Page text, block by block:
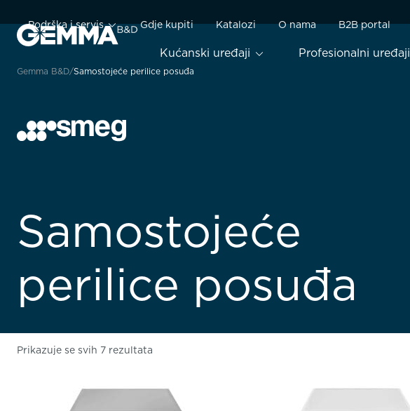
Kućanski uređaji Profesionalni uređaji
Podrška i servis Gdje kupiti Katalozi O nama B2B portal
Gemma B&D Samostojeće perilice posuđa
Samostojeće
perilice posuđa
Prikazuje se svih 7 rezultata